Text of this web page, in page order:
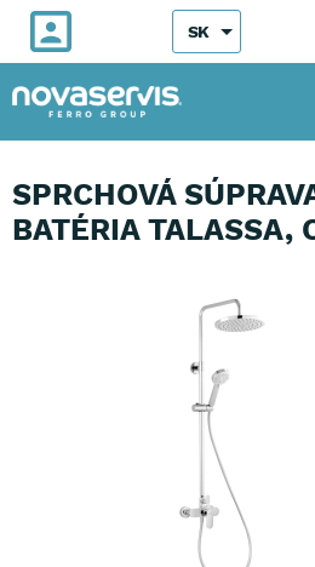
SK
SPRCHOVÁ
BATÉRIA TALASSA,